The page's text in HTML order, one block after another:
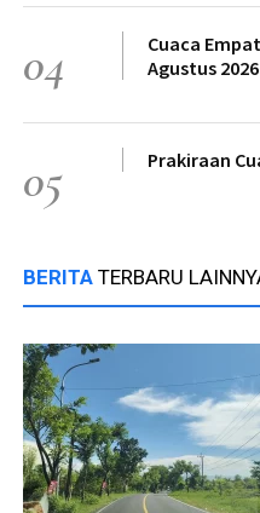
04
Cuaca
Agustus 2026
05 Prakiraan
BERITA TERBARU